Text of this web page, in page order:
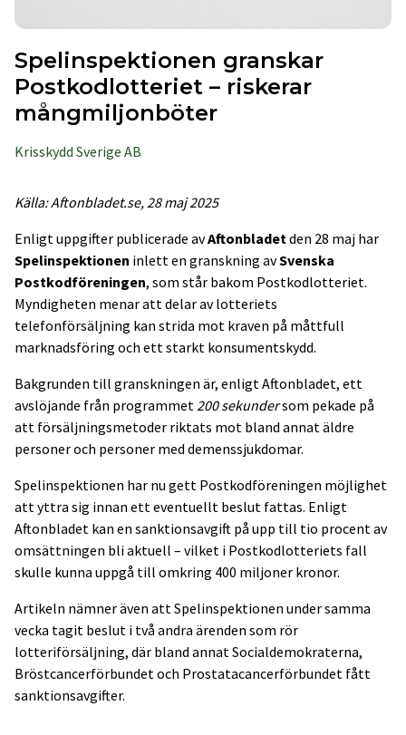
Spelinspektionen granskar
Postkodlotteriet – riskerar
mångmiljonböter
Krisskydd Sverige AB
Källa: Aftonbladet.se, 28 maj 2025
Enligt uppgifter publicerade avAftonbladet den 28 maj har
Spelinspektionen inlett en granskning avSvenska
Postkodföreningen, som står bakom Postkodlotteriet.
Myndigheten menar att delar av lotteriets
telefonförsäljning kan strida mot kraven på måttfull
marknadsföring och ett starkt konsumentskydd.
Bakgrunden till granskningen är, enligt Aftonbladet, ett
avslöjande från programmet 200 sekundersom pekade på
att försäljningsmetoder riktats mot bland annat äldre
personer och personer med demenssjukdomar.
Spelinspektionen har nu gett Postkodföreningen möjlighet
att yttra sig innan ett eventuellt beslut fattas. Enligt
Aftonbladet kan en sanktionsavgift på upp till tio procent av
omsättningen bli aktuell – vilket i Postkodlotteriets fall
skulle kunna uppgå till omkring 400 miljoner kronor.
Artikeln nämner även att Spelinspektionen under samma
vecka tagit beslut i två andra ärenden som rör
lotteriförsäljning, där bland annat Socialdemokraterna,
Bröstcancerförbundet och Prostatacancerförbundet fått
sanktionsavgifter.